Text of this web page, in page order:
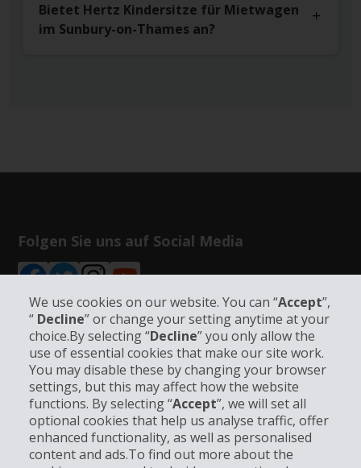
We use cookies on our website. You can “Accept”,
“ Decline” or change your setting anytime at your
choice.By selecting “Decline” you only allow the
use of essential cookies that make our site work.
You may disable these by changing your browser
settings, but this may affect how the website
functions. By selecting “Accept”, we will set all
optional cookies that help us analyse traffic, offer
enhanced functionality, as well as personalised
content and ads.To find out more about the
Bietet Hertz Kindersitze für Mietwagen
im Sunbury-on-Thames an?
Folgen Sie uns auf Social Media
Unternehmensinformation
Partner
Kundenservice